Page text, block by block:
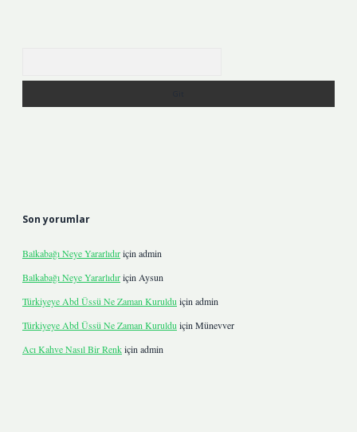
Son yorumlar
Balkabağı Neye Yararlıdıriçin admin
Balkabağı Neye Yararlıdıriçin Aysun
Türkiyeye Abd Üssü Ne Zaman Kuruldu için admin
Türkiyeye Abd Üssü Ne Zaman Kuruldu için Münevver
Acı Kahve Nasıl Bir Renkiçin admin